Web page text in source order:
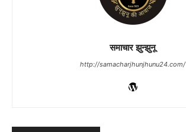
समाचार झुन्झुनू
http://samacharjhunjhunu24.com/